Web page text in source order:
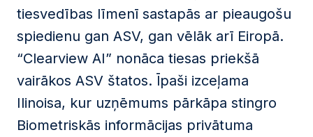
tiesvedības līmenī sastapās ar pieaugošu
spiedienu gan ASV, gan vēlāk arī Eiropā.
“Clearview AI” nonāca tiesas priekšā
vairākos ASV štatos. Īpaši izceļama
Ilinoisa, kur uzņēmums pārkāpa stingro
Biometriskās informācijas privātuma